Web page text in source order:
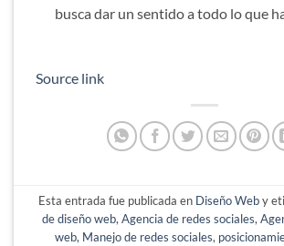
busca dar un sentido a todo lo que
Source link
Esta entrada fue publicada en Diseño Weby
de diseño web,Agencia de redes sociales,
web, Manejo de redes sociales,